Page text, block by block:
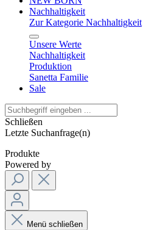
Nachhaltigkeit
Zur Kategorie Nachhaltigkeit
Unsere Werte
Nachhaltigkeit
Produktion
Sanetta Familie
Sale
Schließen
Letzte Suchanfrage(n)
Produkte
Powered by
Menü schließen